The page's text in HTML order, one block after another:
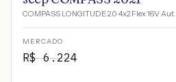
COMPASS LONGITUDE 2.0 4x2 Flex 16V Aut.
MERCADO
R$6.224